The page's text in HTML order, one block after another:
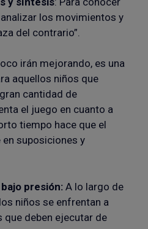
los movimientos y
del contrario”.
irán mejorando, es una
aquellos niños que
cantidad de
el juego en cuanto a
tiempo hace que el
suposiciones y
presión: A lo largo de
niños se enfrentan a
deben ejecutar de